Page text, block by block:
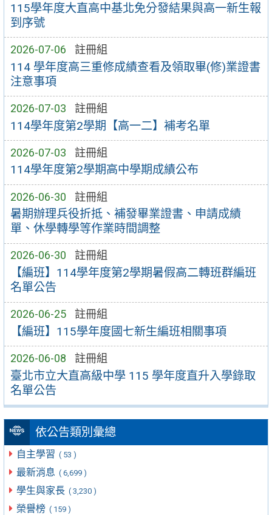
115學年度大直高中基北免分發結果與高一新生報
到序號
2026-07-06 註冊組
114 學年度高三重修成績查看及領取畢(修)業證書
注意事項
2026-07-03 註冊組
114學年度第2學期【高一二】補考名單
2026-07-03 註冊組
114學年度第2學期高中學期成績公布
2026-06-30 註冊組
暑期辦理兵役折抵、補發畢業證書、申請成績
單、休學轉學等作業時間調整
2026-06-30 註冊組
【編班】114學年度第2學期暑假高二轉班群編班
名單公告
2026-06-25 註冊組
【編班】115學年度國七新生編班相關事項
2026-06-08 註冊組
臺北市立大直高級中學 115 學年度直升入學錄取
名單公告
依公告類別彙總
自主學習 ( 53 )
最新消息 ( 6,699 )
學生與家長 ( 3,230 )
榮譽榜 ( 159 )